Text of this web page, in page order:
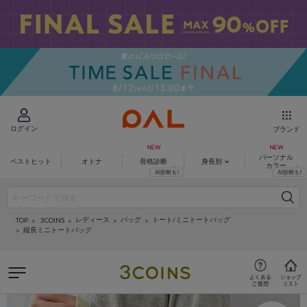
ログイン ブランド
ベストヒット オトナ 骨格診断 身長別
パーソナル
カラー
TOP 3COINS レディース バッグ
トート/ミニトートバッグ
縦長ミニトートバッグ